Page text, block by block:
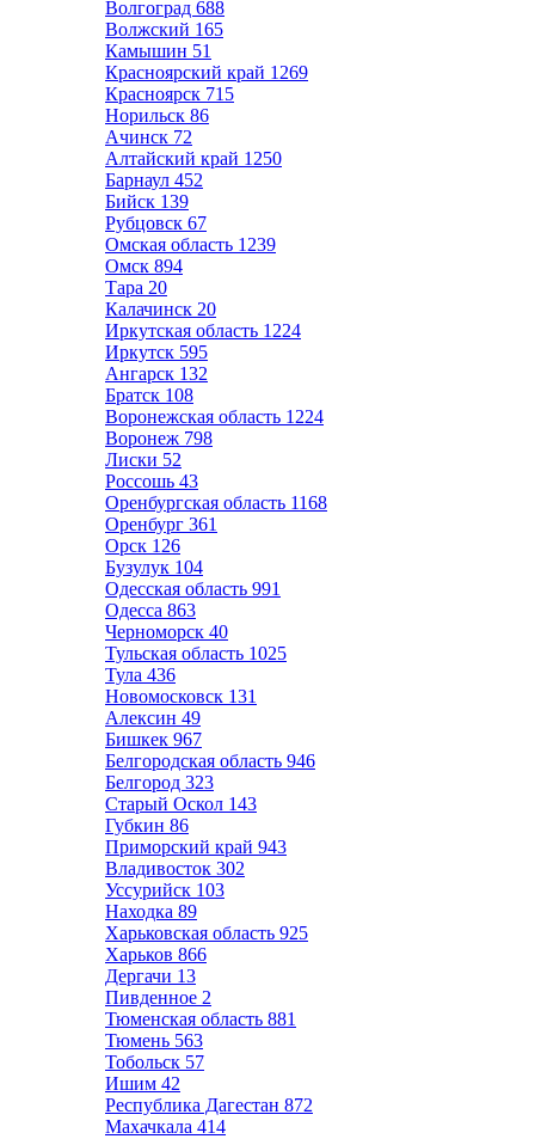
Волгоград 688
Волжский 165
Камышин 51
Красноярский край 1269
Красноярск 715
Норильск 86
Ачинск 72
Алтайский край 1250
Барнаул 452
Бийск 139
Рубцовск 67
Омская область 1239
Омск 894
Тара 20
Калачинск 20
Иркутская область 1224
Иркутск 595
Ангарск 132
Братск 108
Воронежская область 1224
Воронеж 798
Лиски 52
Россошь 43
Оренбургская область 1168
Оренбург 361
Орск 126
Бузулук 104
Одесская область 991
Одесса 863
Черноморск 40
Тульская область 1025
Тула 436
Новомосковск 131
Алексин 49
Бишкек 967
Белгородская область 946
Белгород 323
Старый Оскол 143
Губкин 86
Приморский край 943
Владивосток 302
Уссурийск 103
Находка 89
Харьковская область 925
Харьков 866
Дергачи 13
Пивденное 2
Тюменская область 881
Тюмень 563
Тобольск 57
Ишим 42
Республика Дагестан 872
Махачкала 414